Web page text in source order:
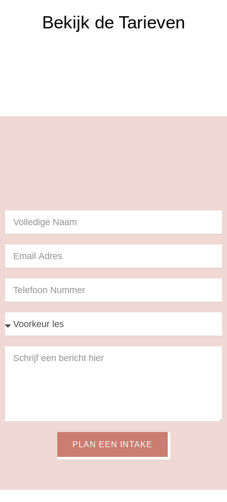
Bekijk de Tarieven
PLAN EEN INTAKE